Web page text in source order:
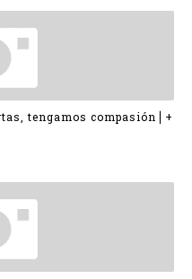
tengamos compasión⎪+